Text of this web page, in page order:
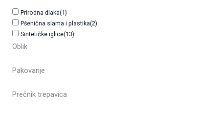
Prirodna dlaka(1)
Pšenična slama i plastika(2)
Sintetičke iglice(13)
Oblik
Pakovanje
Prečnik trepavica